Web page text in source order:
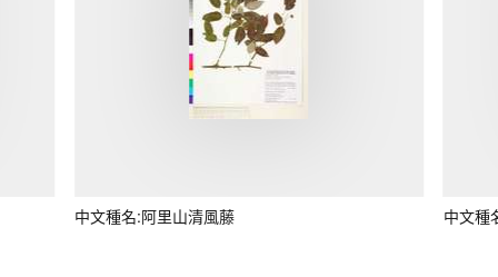
中文種名:阿里山清風藤 中文種